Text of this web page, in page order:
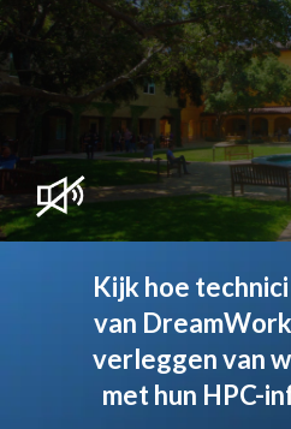
Kijk hoe
van
verleggen van
met hun HPC-